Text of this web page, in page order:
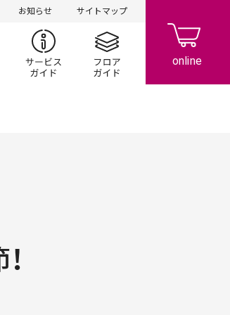
お知らせ サイトマップ
ュース
イチオシ特集 サービスガイドフロアガイド